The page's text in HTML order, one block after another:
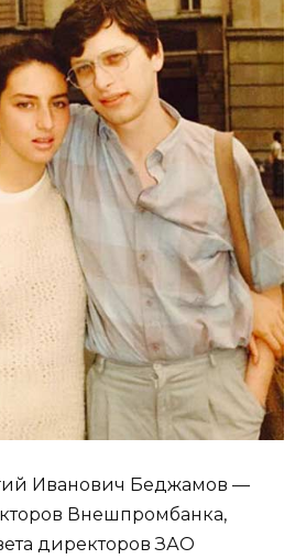
Иванович Беджамов —
Внешпромбанка,
директоров ЗАО